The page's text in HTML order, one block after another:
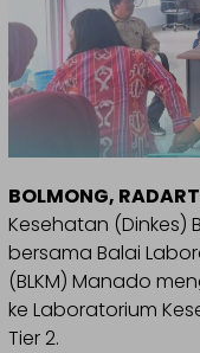
BOLMONG,
Kesehatan
bersama Balai
(BLKM) Manado
ke Laboratorium
Tier 2.